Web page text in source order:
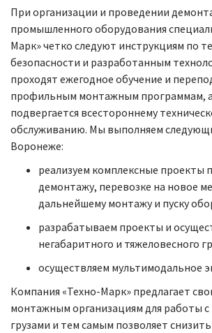
При организации и проведении
промышленного оборудования
Марк» четко следуют инструкциям по
безопасности и разработанным
проходят ежегодное обучение и
профильным монтажным программам,
подвергается всестороннему
обслуживанию. Мы выполняем
Воронеже:
реализуем комплексные проекты
демонтажу, перевозке на новое
дальнейшему монтажу и пуску
разрабатываем проекты и
негабаритного и тяжеловесного
осуществляем мультимодальное
Компания «Техно-Марк» предлагает
монтажным организациям для работы
грузами и тем самым позволяет